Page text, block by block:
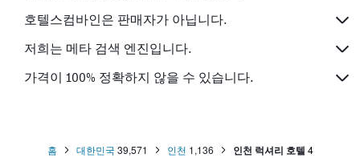
호텔 소프라 인천 청라
인천 에어텔 - 구,인천 에어파크 호텔
블루오션레지던스호텔 4차
호텔스컴바인은 판매자가 아닙니다.
저희는 메타 검색 엔진입니다.
가격이 100% 정확하지 않을 수 있습니다.
홈 대한민국 39,571 인천 1,136 인천 럭셔리 호텔 4